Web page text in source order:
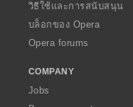
วิธีใช้และการสนับสนุน
บล็อกของ Opera
Opera forums
COMPANY
Jobs